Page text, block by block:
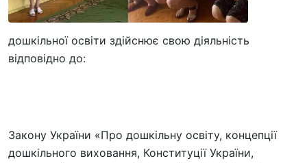
дошкільної освіти здійснює свою діяльність
відповідно до:
Закону України «Про дошкільну освіту, концепції
дошкільного виховання, Конституції України,